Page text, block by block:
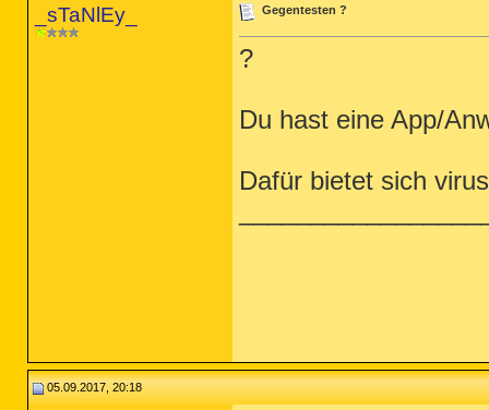
_sTaNlEy_ Gegentesten ?
?
Du hast eine App/
Dafür bietet sich
05.09.2017, 20:18